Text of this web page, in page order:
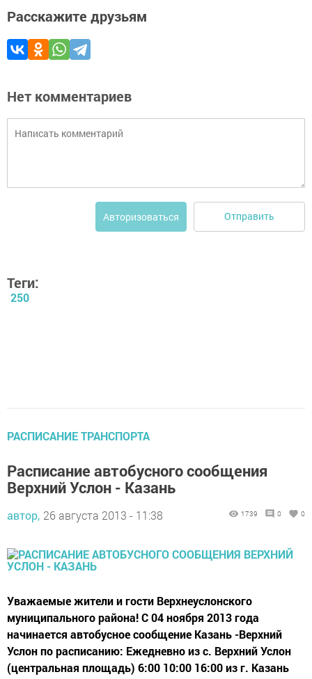
Расскажите друзьям
Нет комментариев
Авторизоваться Отправить
Теги:
250
РАСПИСАНИЕ ТРАНСПОРТА
Расписание автобусного сообщения
Верхний Услон - Казань
автор, 26 августа 2013 - 11:38 1739 0 0
Уважаемые жители и гости Верхнеуслонского
муниципального района! С 04 ноября 2013 года
начинается автобусное сообщение Казань -Верхний
Услон по расписанию: Ежедневно из с. Верхний Услон
(центральная площадь) 6:00 10:00 16:00 из г. Казань